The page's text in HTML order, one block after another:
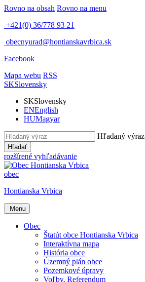
Rovno na obsah Rovno na menu
+421(0) 36/778 93 21
obecnyurad@hontianskavrbica.sk
Facebook
Mapa webu RSS
SKSlovensky
SKSlovensky
ENEnglish
HUMagyar
Hľadaný výraz
Hľadať
rozšírené vyhľadávanie
obec
Hontianska Vrbica
Menu
Obec
Štatút obce Hontianska Vrbica
Interaktívna mapa
História obce
Územný plán obce
Pozemkové úpravy
Voľby, Referendum